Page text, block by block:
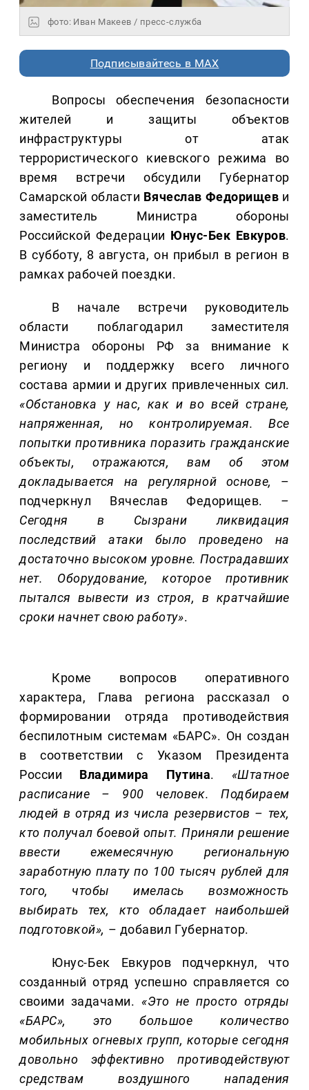
фото: Иван Макеев / пресс-служба
Подписывайтесь в MAX
Вопросы обеспечения безопасности
жителей и защиты объектов
инфраструктуры от атак
террористического киевского режима во
время встречи обсудили Губернатор
Самарской области Вячеслав Федорищев и
заместитель Министра обороны
Российской Федерации Юнус-Бек Евкуров.
В субботу, 8 августа, он прибыл в регион в
рамках рабочей поездки.
В начале встречи руководитель
области поблагодарил заместителя
Министра обороны РФ за внимание к
региону и поддержку всего личного
состава армии и других привлеченных сил.
«Обстановка у нас, как и во всей стране,
напряженная, но контролируемая. Все
попытки противника поразить гражданские
объекты, отражаются, вам об этом
докладывается на регулярной основе,
–
подчеркнул Вячеслав Федорищев. –
Сегодня в Сызрани ликвидация
последствий атаки было проведено на
достаточно высоком уровне. Пострадавших
нет. Оборудование, которое противник
пытался вывести из строя, в кратчайшие
сроки начнет свою работу».
Кроме вопросов оперативного
характера, Глава региона рассказал о
формировании отряда противодействия
беспилотным системам «БАРС». Он создан
в соответствии с Указом Президента
России Владимира Путина. «Штатное
расписание – 900 человек. Подбираем
людей в отряд из числа резервистов – тех,
кто получал боевой опыт. Приняли решение
ввести ежемесячную региональную
заработную плату по 100 тысяч рублей для
того, чтобы имелась возможность
выбирать тех, кто обладает наибольшей
подготовкой», – добавил Губернатор.
Юнус-Бек Евкуров подчеркнул, что
созданный отряд успешно справляется со
своими задачами. «Это не просто отряды
«БАРС», это большое количество
мобильных огневых групп, которые сегодня
довольно эффективно противодействуют
средствам воздушного нападения